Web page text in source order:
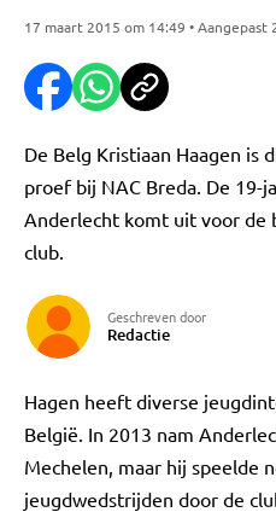
17 maart 2015 om 14:49 •
De Belg Kristiaan Haagen is
proef bij NAC Breda. De 19-
Anderlecht komt uit voor de
club.
Geschreven door
Redactie
Hagen heeft diverse
België. In 2013 nam
Mechelen, maar hij speelde
jeugdwedstrijden door de